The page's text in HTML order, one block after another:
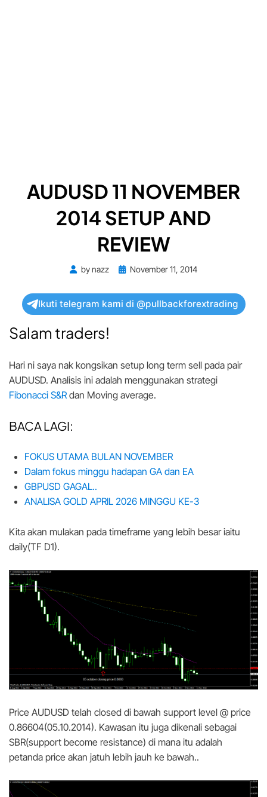
AUDUSD 11 NOVEMBER
2014 SETUP AND
REVIEW
bynazz
PostedNovember 11, 2014
Ikuti telegram kami di @pullbackforextrading
Salam traders!
Hari ni saya nak kongsikan setup long term sell pada pair
AUDUSD. Analisis ini adalah menggunakan strategi
Fibonacci S&R dan Moving average.
BACA LAGI:
FOKUS UTAMA BULAN NOVEMBER
Dalam fokus minggu hadapan GA dan EA
GBPUSD GAGAL..
ANALISA GOLD APRIL 2026 MINGGU KE-3
Kita akan mulakan pada timeframe yang lebih besar iaitu
daily(TF D1).
Price AUDUSD telah closed di bawah support level @ price
0.86604(05.10.2014). Kawasan itu juga dikenali sebagai
SBR(support become resistance) di mana itu adalah
petanda price akan jatuh lebih jauh ke bawah..